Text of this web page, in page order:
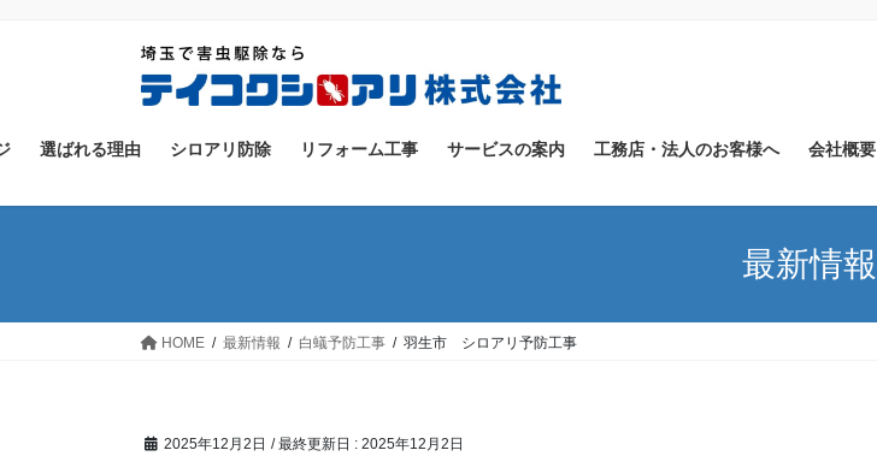
に
ョ
選ばれる理由 シロアリ防除 リフォーム工事 サービスの案内 工務店・法人のお客様へ 会社概要
最新情報
HOME 最新情報 白蟻予防工事 羽生市 シロアリ予防工事
2025年12月2日 / 最終更新日 : 2025年12月2日